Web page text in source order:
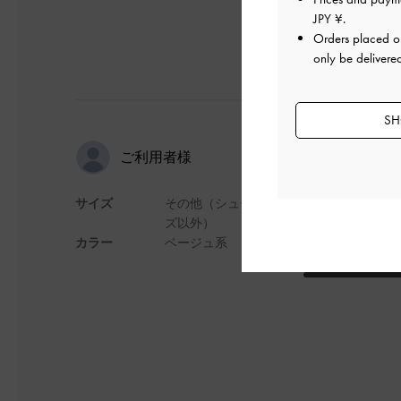
ご利用者様
サイズ
カラー
その他（シュー
ズ以外）
ベージュ系
JPY ¥.
Orders placed
only be